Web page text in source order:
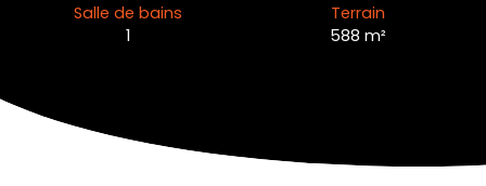
Salle de bains
1
Terrain
588 m²